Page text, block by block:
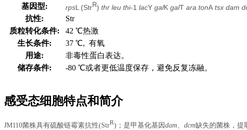
基因型:
rpsL (StrR) thr leu thi-1 lacY galK galT ara tonA tsx dam
抗性:
Str
质粒转化条件:
42 ℃热激
生长条件:
37 ℃, 有氧
用途:
非毒性蛋白表达。
储存条件:
-80 ℃或者更低温度保存，避免反复冻融。
感受态细胞特点和简介
JM110菌株具有硫酸链霉素抗性(StrR)；是甲基化基因dam、 dcm缺失的菌株，提